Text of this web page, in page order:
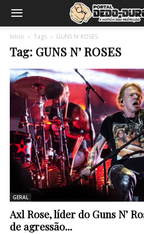
Início Tags GUNS N’ ROSES
Tag: GUNS N’ ROSES
GERAL
Axl Rose, líder do Guns N’
de agressão...